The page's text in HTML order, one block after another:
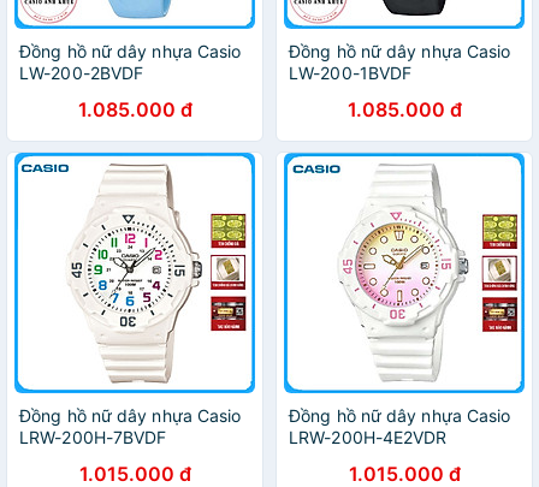
Đồng hồ nữ dây nhựa Casio
LW-200-2BVDF
1.085.000 đ
Đồng hồ nữ dây nhựa Casio
LW-200-1BVDF
1.085.000 đ
Đồng hồ nữ dây nhựa Casio
LRW-200H-7BVDF
1.015.000 đ
Đồng hồ nữ dây nhựa Casio
LRW-200H-4E2VDR
1.015.000 đ